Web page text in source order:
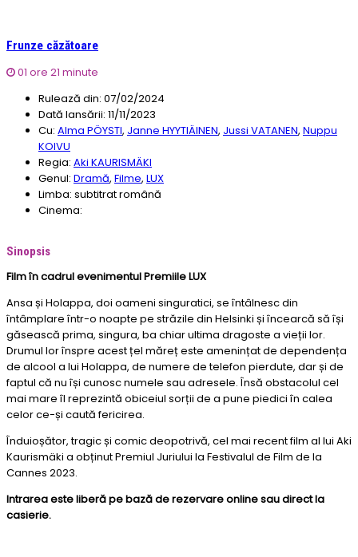
Frunze căzătoare
01 ore 21 minute
Rulează din: 07/02/2024
Dată lansării: 11/11/2023
Cu: Alma PÖYSTI, Janne HYYTIÄINEN, Jussi VATANEN, Nuppu
KOIVU
Regia: Aki KAURISMÄKI
Genul: Dramă, Filme, LUX
Limba: subtitrat română
Cinema:
Sinopsis
Film în cadrul evenimentul Premiile LUX
Ansa și Holappa, doi oameni singuratici, se întâlnesc din
întâmplare într-o noapte pe străzile din Helsinki și încearcă să își
găsească prima, singura, ba chiar ultima dragoste a vieții lor.
Drumul lor înspre acest țel măreț este amenințat de dependența
de alcool a lui Holappa, de numere de telefon pierdute, dar și de
faptul că nu își cunosc numele sau adresele. Însă obstacolul cel
mai mare îl reprezintă obiceiul sorții de a pune piedici în calea
celor ce-și caută fericirea.
Înduioșător, tragic și comic deopotrivă, cel mai recent film al lui Aki
Kaurismäki a obținut Premiul Juriului la Festivalul de Film de la
Cannes 2023.
Intrarea este liberă pe bază de rezervare online sau direct la
casierie.